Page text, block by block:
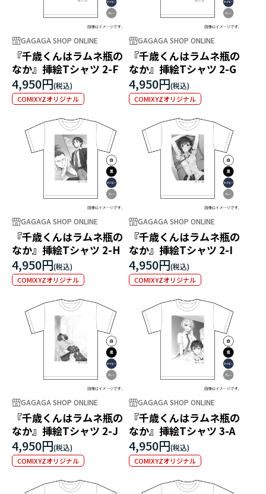
GAGAGA SHOP ONLINE
『千歳くんはラムネ瓶の
なか』挿絵Tシャツ 2-F
4,950円
COMIXYZオリジナル
GAGAGA SHOP ONLINE
『千歳くんはラムネ瓶の
なか』挿絵Tシャツ 2-G
4,950円
COMIXYZオリジナル
GAGAGA SHOP ONLINE
『千歳くんはラムネ瓶の
なか』挿絵Tシャツ 2-H
4,950円
COMIXYZオリジナル
GAGAGA SHOP ONLINE
『千歳くんはラムネ瓶の
なか』挿絵Tシャツ 2-I
4,950円
COMIXYZオリジナル
GAGAGA SHOP ONLINE
『千歳くんはラムネ瓶の
なか』挿絵Tシャツ 2-J
4,950円
COMIXYZオリジナル
GAGAGA SHOP ONLINE
『千歳くんはラムネ瓶の
なか』挿絵Tシャツ 3-A
4,950円
COMIXYZオリジナル